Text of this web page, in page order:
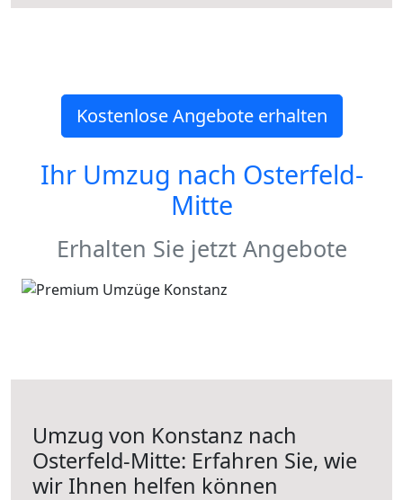
Kostenlose Angebote erhalten
Ihr Umzug nach Osterfeld-
Mitte
Erhalten Sie jetzt Angebote
Umzug von Konstanz nach
Osterfeld-Mitte: Erfahren Sie, wie
wir Ihnen helfen können